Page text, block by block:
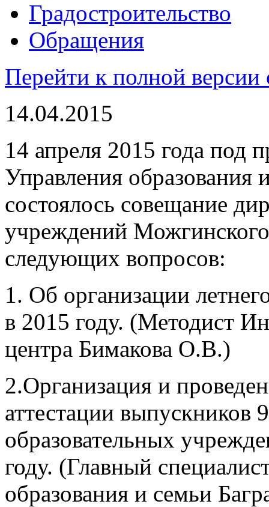
Градостроительство
Обращения
Перейти к полной версии
14.04.2015
14 апреля 2015 года под
Управления
состоялось совещание
учреждений
следующих вопросов:
1. Об организации
в 2015 году. (Методист
центра Бимакова О.В.)
2.Организация и
аттестации выпускников
образовательных
году. (Главный
образования и семьи